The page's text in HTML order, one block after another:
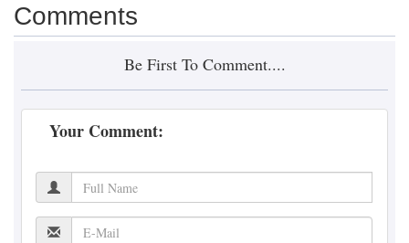
Comments
Be First To Comment....
Your Comment: